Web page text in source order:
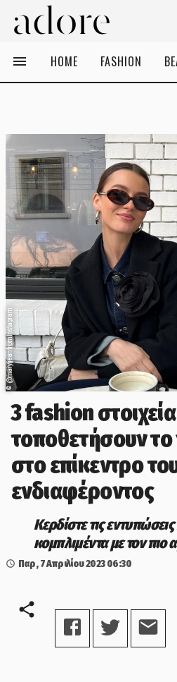
HOME FASHION
©
@maryljean from Instagram
3 fashion
τοποθετήσουν το
στο επίκεντρο
ενδιαφέροντος
Κερδίστε τις εντυπώσεις
κομπλιμέντα με τον πιο
Παρ, 7 Απριλίου 2023 06:30